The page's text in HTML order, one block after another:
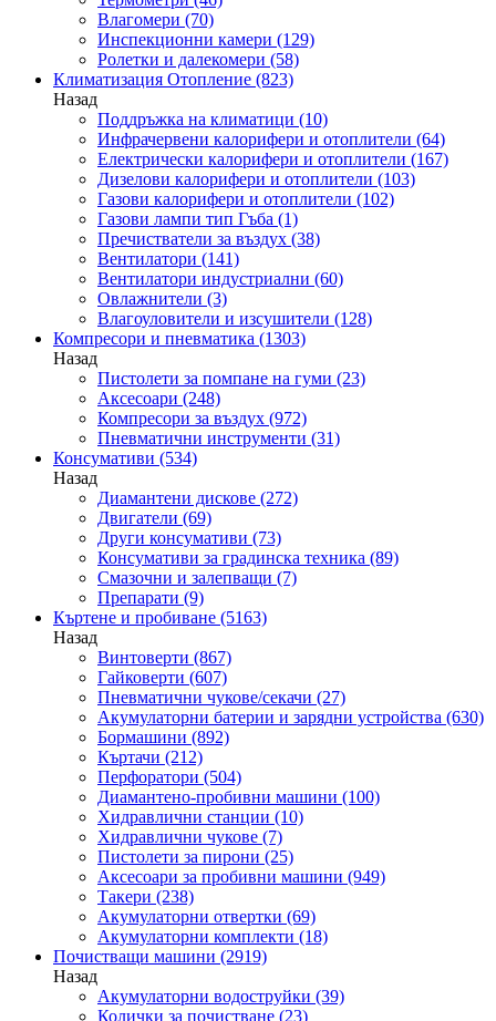
Влагомери (70)
Инспекционни камери (129)
Ролетки и далекомери (58)
Климатизация Отопление (823)
Назад
Поддръжка на климатици (10)
Инфрачервени калорифери и отоплители (64)
Електрически калорифери и отоплители (167)
Дизелови калорифери и отоплители (103)
Газови калорифери и отоплители (102)
Газови лампи тип Гъба (1)
Пречистватели за въздух (38)
Вентилатори (141)
Вентилатори индустриални (60)
Овлажнители (3)
Влагоуловители и изсушители (128)
Компресори и пневматика (1303)
Назад
Пистолети за помпане на гуми (23)
Аксесоари (248)
Компресори за въздух (972)
Пневматични инструменти (31)
Консумативи (534)
Назад
Диамантени дискове (272)
Двигатели (69)
Други консумативи (73)
Консумативи за градинска техника (89)
Смазочни и залепващи (7)
Препарати (9)
Къртене и пробиване (5163)
Назад
Винтоверти (867)
Гайковерти (607)
Пневматични чукове/секачи (27)
Акумулаторни батерии и зарядни устройства (630)
Бормашини (892)
Къртачи (212)
Перфоратори (504)
Диамантено-пробивни машини (100)
Хидравлични станции (10)
Хидравлични чукове (7)
Пистолети за пирони (25)
Аксесоари за пробивни машини (949)
Такери (238)
Акумулаторни отвертки (69)
Акумулаторни комплекти (18)
Почистващи машини (2919)
Назад
Акумулаторни водоструйки (39)
Колички за почистване (23)